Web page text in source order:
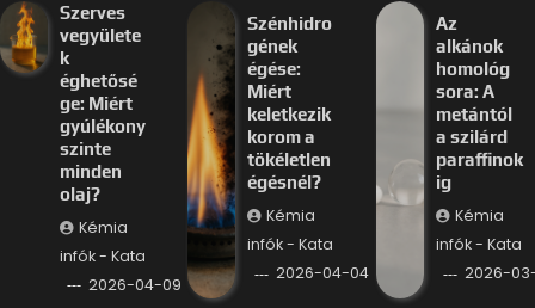
Szerves
vegyülete
k
éghetősé
ge: Miért
gyúlékony
szinte
minden
olaj?
Kémia
infók - Kata
2026-04-09
Szénhidro
gének
égése:
Miért
keletkezik
korom a
tökéletlen
égésnél?
Kémia
infók - Kata
2026-04-04
Az
alkánok
homológ
sora: A
metántól
a szilárd
paraffinok
ig
Kémia
infók - Kata
2026-